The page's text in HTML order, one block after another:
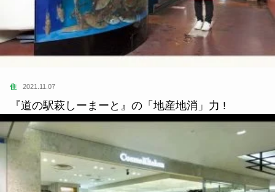
住 2021.11.07
『道の駅萩しーまーと』の「地産地消」力 !